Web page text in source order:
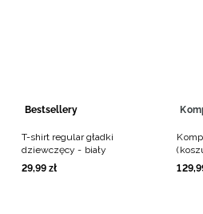
Bestsellery
T-shirt regular gładki
dziewczęcy - biały
29,99 zł 129,